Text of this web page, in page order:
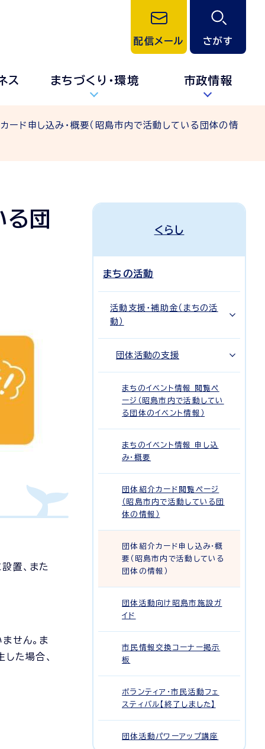
配信メール さがす
ス まちづくり・環境 市政情報
ド申し込み・概要（昭島市内で活動している団体の情
る団
置、また
せん。ま
た場合、
くらし
まちの活動
活動支援・補助金（まちの活
動）
団体活動の支援
まちのイベント情報 閲覧ペ
ージ（昭島市内で活動してい
る団体のイベント情報）
まちのイベント情報 申し込
み・概要
団体紹介カード閲覧ページ
（昭島市内で活動している団
体の情報）
団体紹介カード申し込み・概
要（昭島市内で活動している
団体の情報）
団体活動向け昭島市施設ガ
イド
市民情報交換コーナー掲示
板
ボランティア・市民活動フェ
スティバル【終了しました】
団体活動パワーアップ講座